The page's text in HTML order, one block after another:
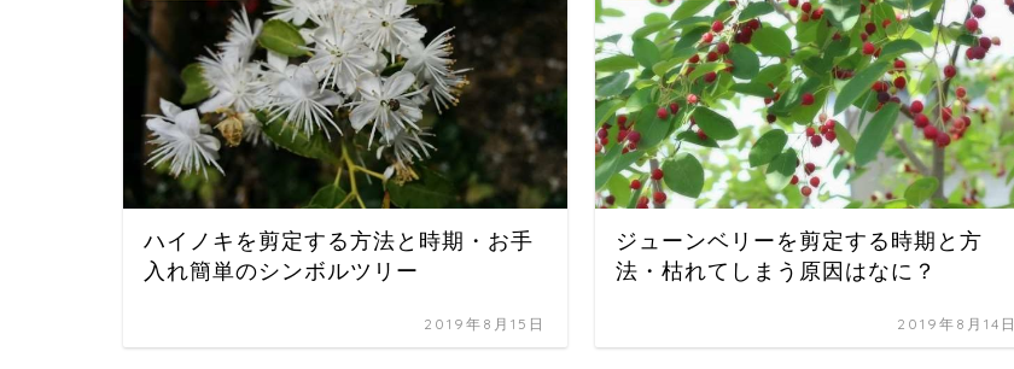
ハイノキを剪定する方法と時期・お手
入れ簡単のシンボルツリー
2019年8月15日
ジューンベリーを剪定する時期と方
法・枯れてしまう原因はなに？
2019年8月14日